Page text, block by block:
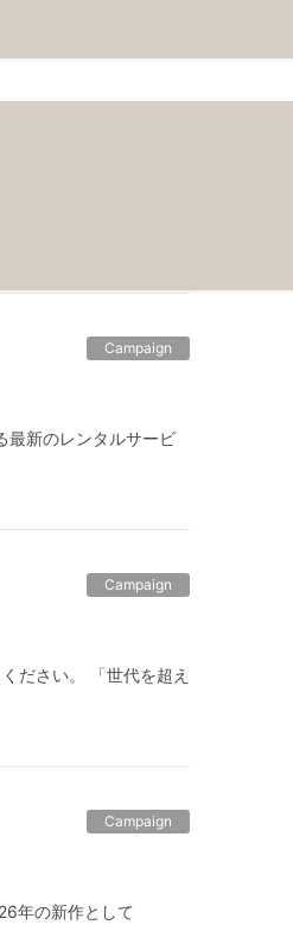
Campaign
最新のレンタルサービ
Campaign
ださい。 「世代を超え
Campaign
年の新作として